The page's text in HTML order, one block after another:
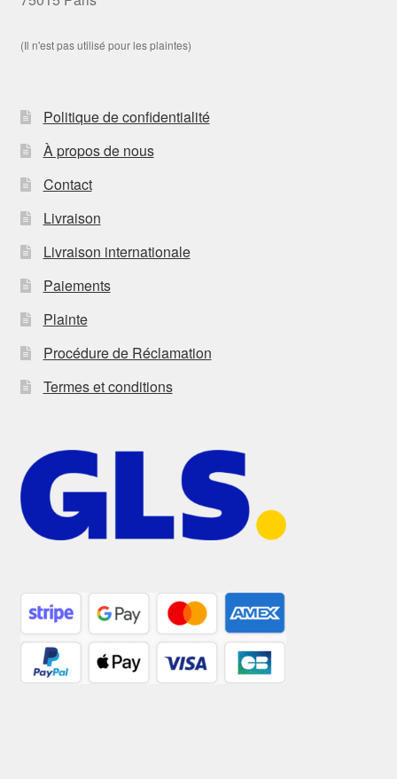
(Il n'est pas utilisé pour les plaintes)
Politique de confidentialité
À propos de nous
Contact
Livraison
Livraison internationale
Paiements
Plainte
Procédure de Réclamation
Termes et conditions